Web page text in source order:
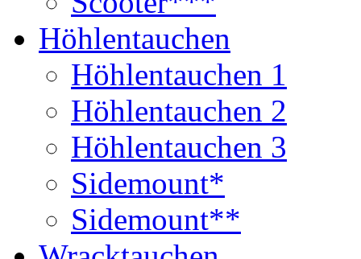
Höhlentauchen
Höhlentauchen 1
Höhlentauchen 2
Höhlentauchen 3
Sidemount*
Sidemount**